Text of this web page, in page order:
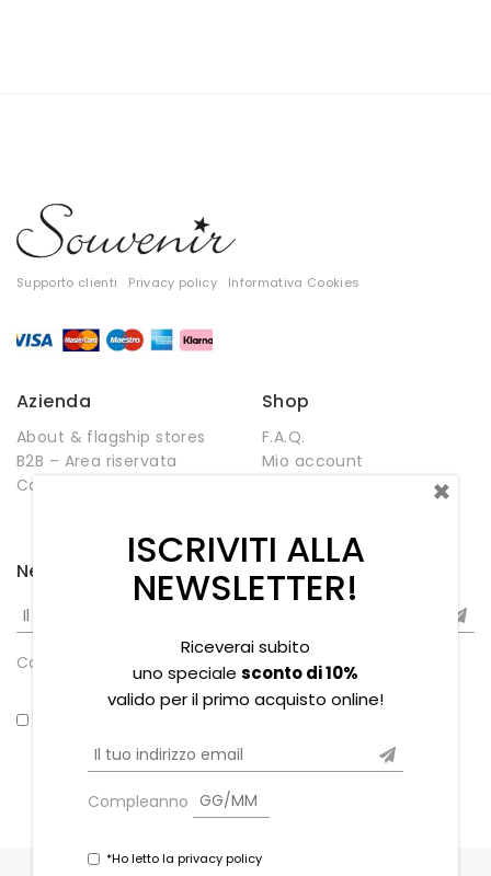
Tute
Tutti
Gift Card
Supporto clienti Privacy policy Informativa Cookies
Azienda
About & flagship stores
B2B – Area riservata
Contatti
Shop
F.A.Q.
Mio account
Newsletter
Compleanno
ISCRIVITI ALLA
NEWSLETTER!
Riceverai subito
uno speciale sconto di 10%
valido per il primo acquisto online!
Compleanno
*Ho letto la privacy policy
×